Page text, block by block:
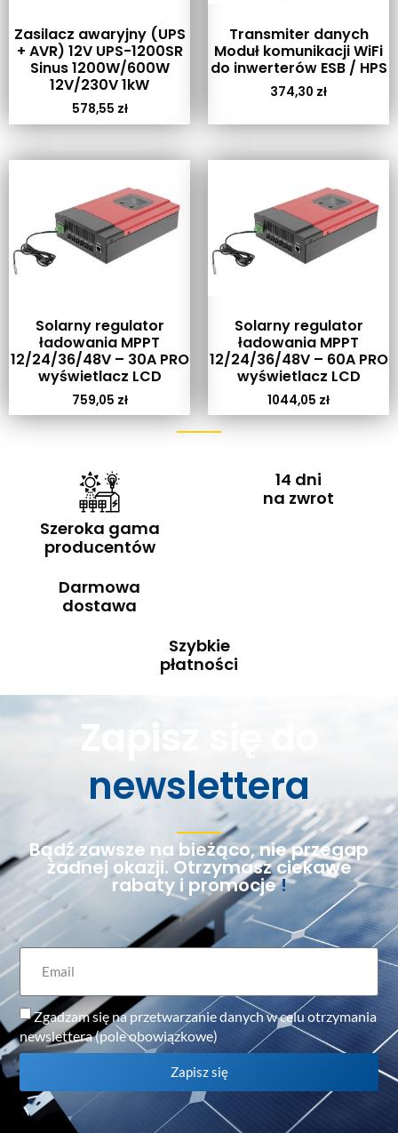
Zasilacz awaryjny (UPS
+ AVR) 12V UPS-1200SR
Sinus 1200W/600W
12V/230V 1kW
578,55 zł
Transmiter danych
Moduł komunikacji WiFi
do inwerterów ESB / HPS
374,30 zł
Solarny regulator
ładowania MPPT
12/24/36/48V – 30A PRO
wyświetlacz LCD
759,05 zł
Solarny regulator
ładowania MPPT
12/24/36/48V – 60A PRO
wyświetlacz LCD
1044,05 zł
Szeroka gama
producentów
14 dni
na zwrot
Darmowa
dostawa
Szybkie
płatności
Zapisz się do
newslettera
Bądź zawsze na bieżąco, nie przegap
żadnej okazji. Otrzymasz ciekawe
rabaty i promocje!
Zgadzam się na przetwarzanie danych w celu otrzymania
newslettera (pole obowiązkowe)
Zapisz się